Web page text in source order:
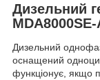
Дизельний
MDA8000SE-
Дизельний
оснащений
функціонує, якщо